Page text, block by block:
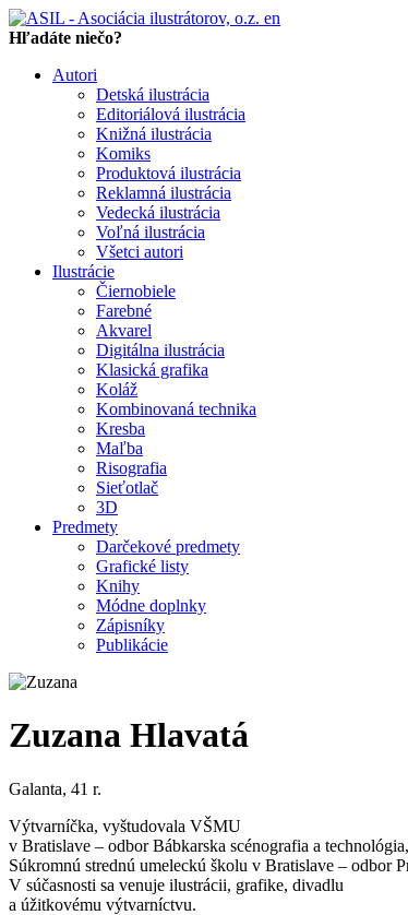
en
Hľadáte niečo?
Autori
Detská ilustrácia
Editoriálová ilustrácia
Knižná ilustrácia
Komiks
Produktová ilustrácia
Reklamná ilustrácia
Vedecká ilustrácia
Voľná ilustrácia
Všetci autori
Ilustrácie
Čiernobiele
Farebné
Akvarel
Digitálna ilustrácia
Klasická grafika
Koláž
Kombinovaná technika
Kresba
Maľba
Risografia
Sieťotlač
3D
Predmety
Darčekové predmety
Grafické listy
Knihy
Módne doplnky
Zápisníky
Publikácie
Zuzana Hlavatá
Galanta, 41 r.
Výtvarníčka, vyštudovala VŠMU
v Bratislave – odbor Bábkarska scénografia a technológia,
Súkromnú strednú umeleckú školu v Bratislave – odbor
V súčasnosti sa venuje ilustrácii, grafike, divadlu
a úžitkovému výtvarníctvu.